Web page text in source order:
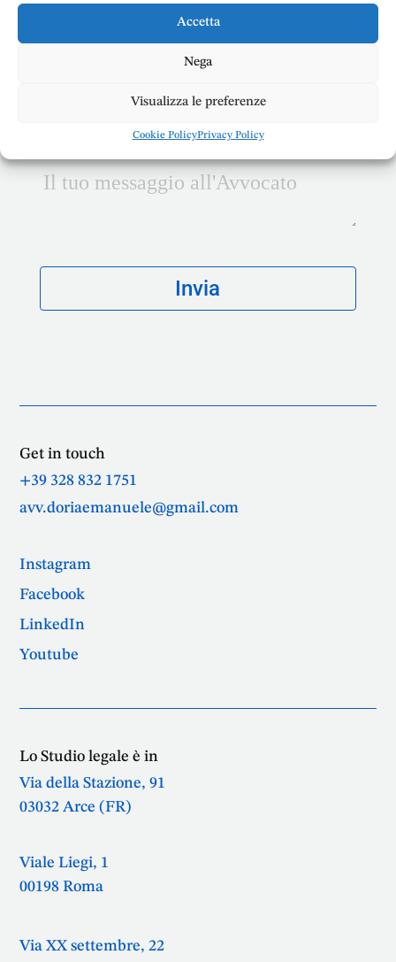
Accetta
Nega
Visualizza le preferenze
Cookie PolicyPrivacy Policy
Telefono
Get in touch
+39 328 832 1751
avv.doriaemanuele@gmail.com
Instagram
Facebook
LinkedIn
Youtube
Lo Studio legale è in
Via della Stazione, 91
03032 Arce (FR)
Viale Liegi, 1
00198 Roma
Via XX settembre, 22